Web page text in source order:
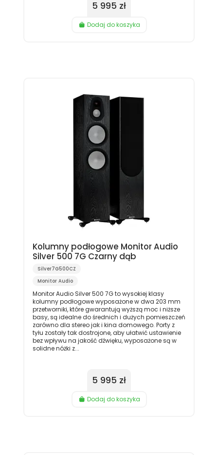
5 995 zł
Dodaj do koszyka
Kolumny podłogowe Monitor Audio
Silver 500 7G Czarny dąb
Silver7G500CZ
Monitor Audio
Monitor Audio Silver 500 7G to wysokiej klasy
kolumny podłogowe wyposażone w dwa 203 mm
przetworniki, które gwarantują wyższą moc i niższe
basy, są idealne do średnich i dużych pomieszczeń
zarówno dla stereo jak i kina domowego. Porty z
tyłu zostały tak dostrojone, aby ułatwić ustawienie
bez wpływu na jakość dźwięku, wyposażone są w
solidne nóżki z...
5 995 zł
Dodaj do koszyka